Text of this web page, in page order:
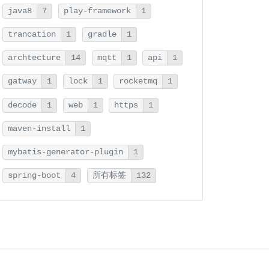
java8 7 play-framework 1
trancation 1 gradle 1
archtecture 14 mqtt 1 api 1
gatway 1 lock 1 rocketmq 1
decode 1 web 1 https 1
maven-install 1
mybatis-generator-plugin 1
spring-boot 4 所有标签 132